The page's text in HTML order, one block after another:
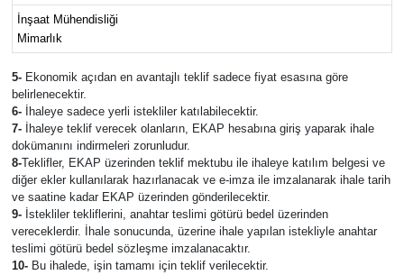
İnşaat Mühendisliği
Mimarlık
5-Ekonomik açıdan en avantajlı teklif sadece fiyat esasına göre
belirlenecektir.
6-İhaleye sadece yerli istekliler katılabilecektir.
7-İhaleye teklif verecek olanların, EKAP hesabına giriş yaparak ihale
dokümanını indirmeleri zorunludur.
8-Teklifler, EKAP üzerinden teklif mektubu ile ihaleye katılım belgesi ve
diğer ekler kullanılarak hazırlanacak ve e-imza ile imzalanarak ihale tarih
ve saatine kadar EKAP üzerinden gönderilecektir.
9-İstekliler tekliflerini, anahtar teslimi götürü bedel üzerinden
vereceklerdir. İhale sonucunda, üzerine ihale yapılan istekliyle anahtar
teslimi götürü bedel sözleşme imzalanacaktır.
10-Bu ihalede, işin tamamı için teklif verilecektir.